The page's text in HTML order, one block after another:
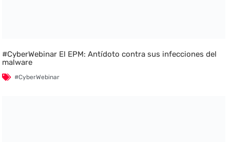
#CyberWebinar El EPM: Antídoto contra sus infecciones del
malware
#CyberWebinar